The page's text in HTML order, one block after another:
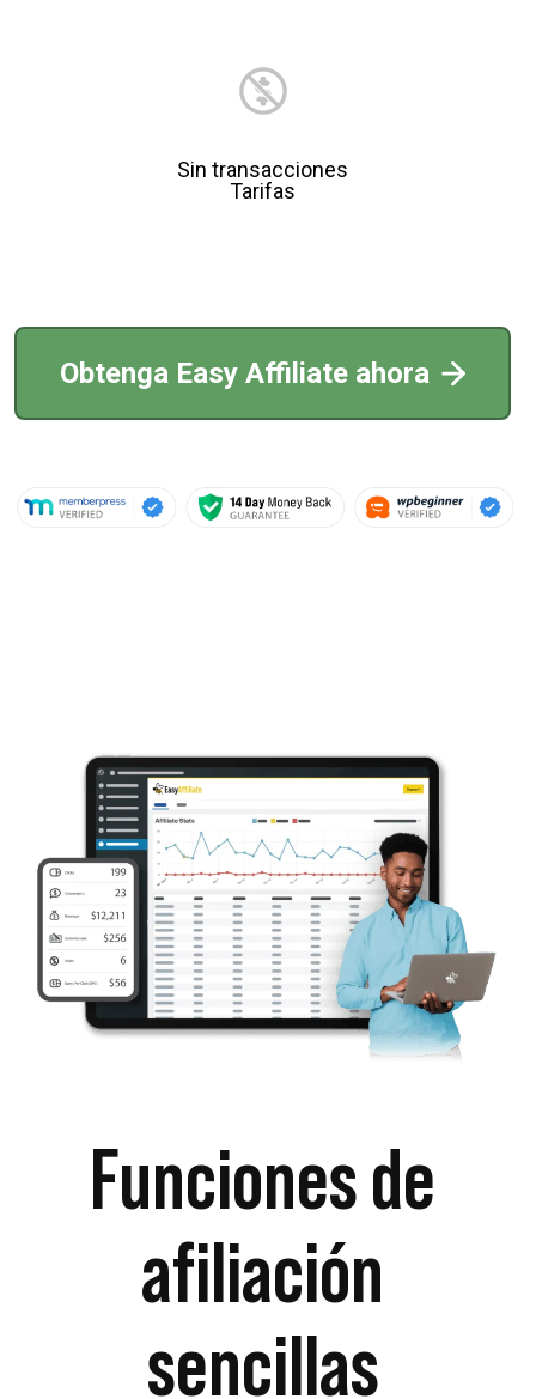
Sin transacciones
Tarifas
Obtenga Easy Affiliate ahora
Funciones de
afiliación
sencillas